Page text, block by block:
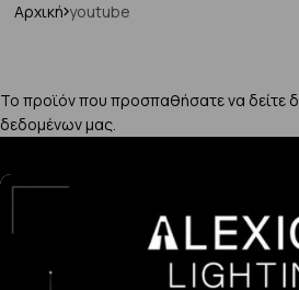
Αρχική youtube
Το προϊόν που προσπαθήσατε να δείτε
δεδομένων μας.